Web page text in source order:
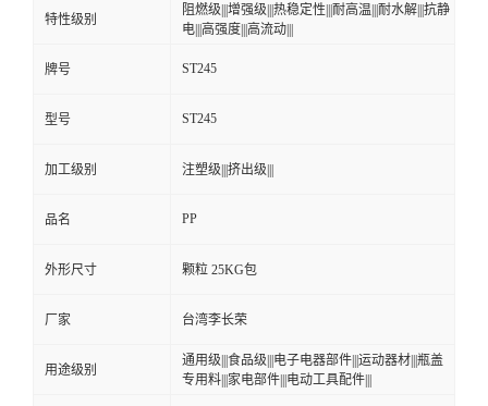
特性级别
阻燃级|||增强级|||热稳定性|||耐高温|||耐水解|||抗静
电|||高强度|||高流动|||
牌号 ST245
型号 ST245
加工级别 注塑级|||挤出级|||
品名 PP
外形尺寸 颗粒 25KG包
厂家 台湾李长荣
用途级别
通用级|||食品级|||电子电器部件|||运动器材|||瓶盖
专用料|||家电部件|||电动工具配件|||